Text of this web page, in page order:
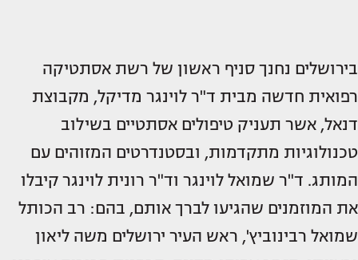
בירושלים נחנך סניף ראשון של רשת אסתטיקה
רפואית חדשה מבית ד"ר לוינגר מדיקל, מקבוצת
דנאל, אשר תעניק טיפולים אסתטיים בשילוב
טכנולוגיות מתקדמות, ובסטנדרטים המזוהים עם
המותג. ד"ר שמואל לוינגר וד"ר רונית לוינגר קיבלו
את המוזמנים שהגיעו לברך אותם, בהם: רב הכותל
שמואל רבינוביץ', ראש העיר ירושלים משה ליאון